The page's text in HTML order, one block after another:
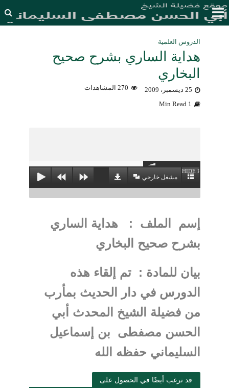
الدروس العلمية
هداية الساري بشرح صحيح
البخاري
25 ديسمبر، 2009 270 المشاهدات
1 Min Read
HIDE PLAYLIST
مشغل خارجي
إسم الملف :
هداية الساري
بشرح صحيح البخاري
بيان للمادة :
تم إلقاء هذه
الدورس في دار الحديث بمأرب
من فضيلة الشيخ المحدث أبي
الحسن مصفطى بن إسماعيل
السليماني حفظه الله
قد ترغب أيضًا في الحصول على